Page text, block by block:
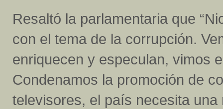
Resaltó la parlamentaria que
con el tema de la corrupción.
enriquecen y especulan, vimos
Condenamos la promoción de
televisores, el país necesita